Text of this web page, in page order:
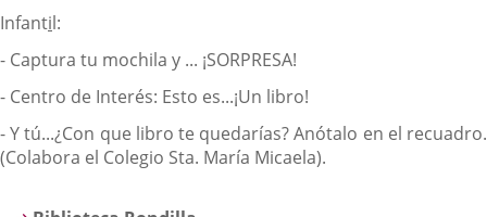
Infantil:
- Captura tu mochila y ... ¡SORPRESA!
- Centro de Interés: Esto es...¡Un libro!
- Y tú...¿Con que libro te quedarías? Anótalo en el recuadro.
(Colabora el Colegio Sta. María Micaela).